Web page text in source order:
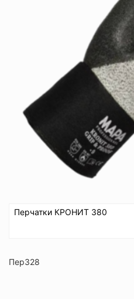
Перчатки КРОНИТ 380
Пер328